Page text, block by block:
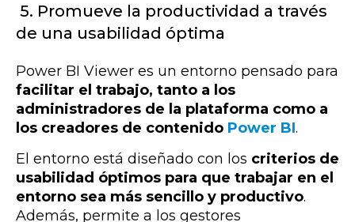
5. Promueve la productividad a través
de una usabilidad óptima
Power BI Viewer es un entorno pensado para
facilitar el trabajo, tanto a los
administradores de la plataforma como a
los creadores de contenido Power BI.
El entorno está diseñado con los criterios de
usabilidad óptimos para que trabajar en el
entorno sea más sencillo y productivo.
Además, permite a los gestores